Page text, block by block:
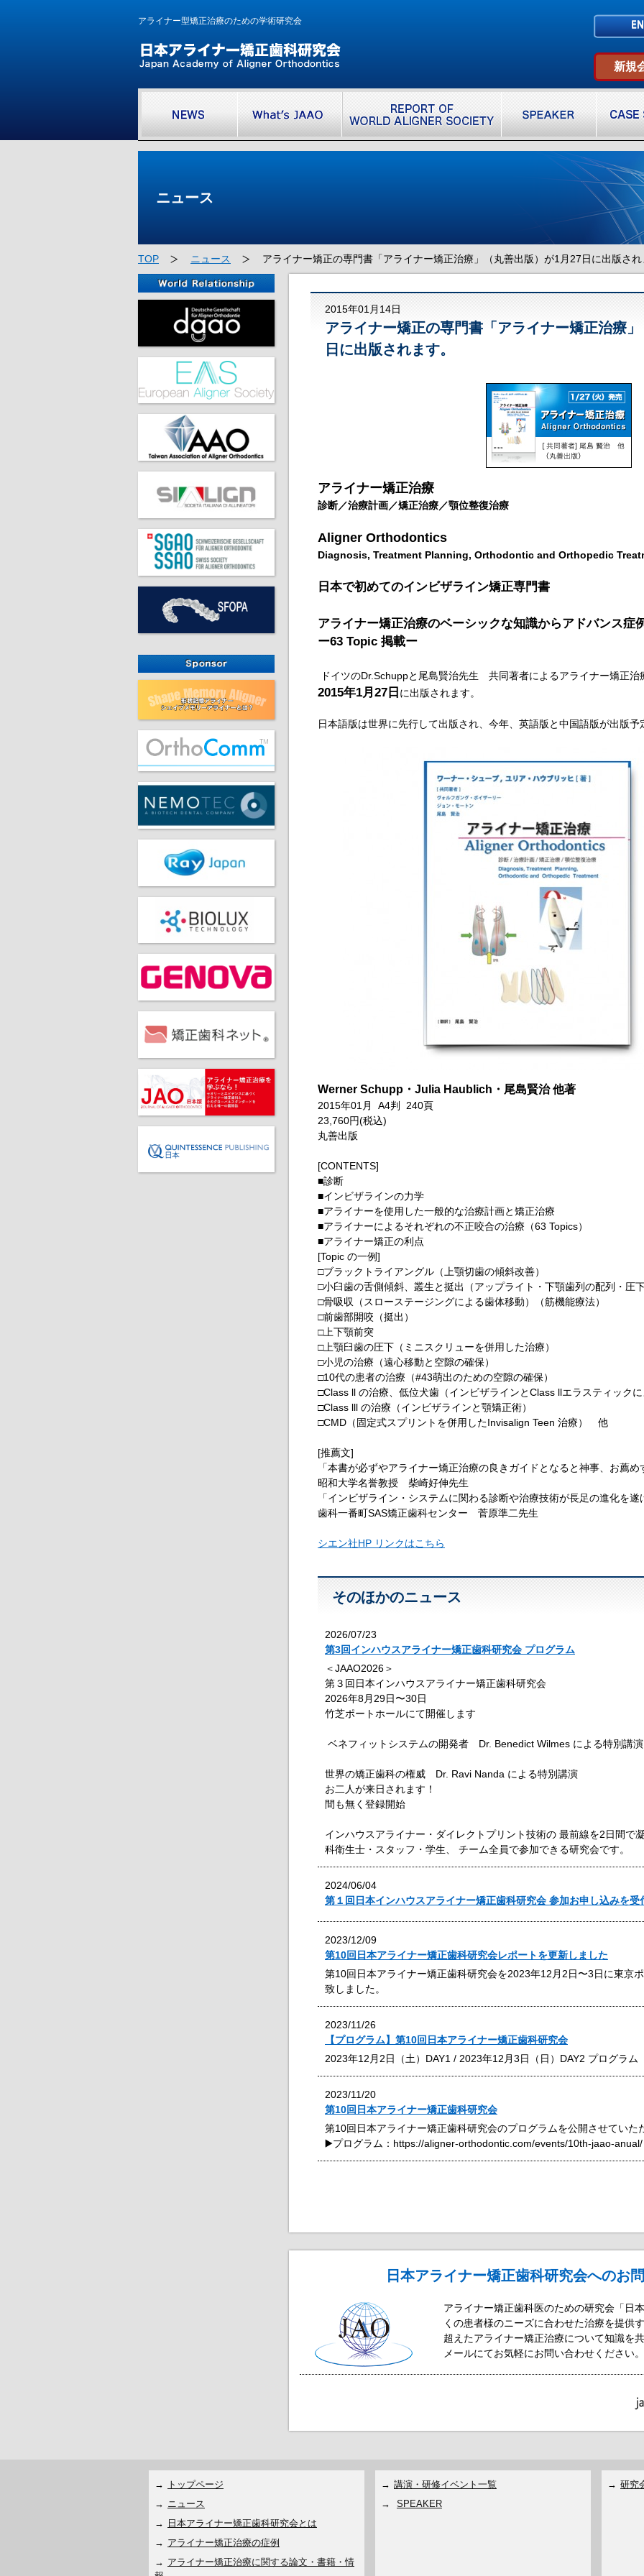
アライナー型矯正治療のための学術研究会
新規
ニュース
TOP ニュース アライナー矯正の専門書「アライナー矯正治療」（丸善出版）が1月27日に出版さ
2015年01月14日
アライナー矯正の専門書「アライナー矯正治療
日に出版されます。
アライナー矯正治療
診断／治療計画／矯正治療／顎位整復治療
Aligner Orthodontics
Diagnosis, Treatment Planning, Orthodontic and Orthopedic
日本で初めてのインビザライン矯正専門書
アライナー矯正治療のベーシックな知識からアドバンス症
ー63 Topic 掲載ー
ドイツのDr.Schuppと尾島賢治先生 共同著者によるアライナー矯正治
2015年1月27日 に出版されます。
日本語版は世界に先行して出版され、今年、英語版と中国語版が出版予
Werner Schupp・Julia Haublich・尾島賢治 他著
2015年01月 A4判 240頁
23,760円(税込)
丸善出版
[CONTENTS]
■診断
■インビザラインの力学
■アライナーを使用した一般的な治療計画と矯正治療
■アライナーによるそれぞれの不正咬合の治療（63 Topics）
■アライナー矯正の利点
[Topic の一例]
□ブラックトライアングル（上顎切歯の傾斜改善）
□小臼歯の舌側傾斜、叢生と挺出（アップライト・下顎歯列の配列・圧
□骨吸収（スローステージングによる歯体移動）（筋機能療法）
□前歯部開咬（挺出）
□上下顎前突
□上顎臼歯の圧下（ミニスクリューを併用した治療）
□小児の治療（遠心移動と空隙の確保）
□10代の患者の治療（#43萌出のための空隙の確保）
□Class ll の治療、低位犬歯（インビザラインとClass llエラスティック
□Class lll の治療（インビザラインと顎矯正術）
□CMD（固定式スプリントを併用したInvisalign Teen 治療） 他
[推薦文]
「本書が必ずやアライナー矯正治療の良きガイドとなると神事、お薦
昭和大学名誉教授 柴崎好伸先生
「インビザライン・システムに関わる診断や治療技術が長足の進化を
歯科一番町SAS矯正歯科センター 菅原準二先生
シエン社HP リンクはこちら
そのほかのニュース
2026/07/23
第3回インハウスアライナー矯正歯科研究会 プログラム
＜JAAO2026＞
第３回日本インハウスアライナー矯正歯科研究会
2026年8月29日〜30日
竹芝ポートホールにて開催します
ベネフィットシステムの開発者 Dr. Benedict Wilmes による特別講演
世界の矯正歯科の権威 Dr. Ravi Nanda による特別講演
お二人が来日されます！
間も無く登録開始
インハウスアライナー・ダイレクトプリント技術の 最前線を2日間で
科衛生士・スタッフ・学生、 チーム全員で参加できる研究会です。
2024/06/04
第１回日本インハウスアライナー矯正歯科研究会 参加お申し込みを受
2023/12/09
第10回日本アライナー矯正歯科研究会レポートを更新しました
第10回日本アライナー矯正歯科研究会を2023年12月2日〜3日に東京
致しました。
2023/11/26
【プログラム】第10回日本アライナー矯正歯科研究会
2023年12月2日（土）DAY1 / 2023年12月3日（日）DAY2 プログラム
2023/11/20
第10回日本アライナー矯正歯科研究会
第10回日本アライナー矯正歯科研究会のプログラムを公開させていた
▶️プログラム：https://aligner-orthodontic.com/events/10th-jaao-anual/
日本アライナー矯正歯科研究会へのお
アライナー矯正歯科医のための研究会「日
くの患者様のニーズに合わせた治療を提供
超えたアライナー矯正治療について知識を
メールにてお気軽にお問い合わせください。
トップページ
ニュース
日本アライナー矯正歯科研究会とは
アライナー矯正治療の症例
アライナー矯正治療に関する論文・書籍・情
講演・研修イベント一覧
SPEAKER
研究